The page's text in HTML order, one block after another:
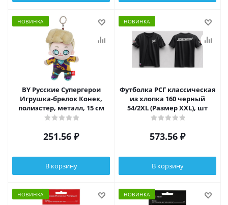
НОВИНКА
BY Русские Супергерои
Игрушка-брелок Конек,
полиэстер, металл, 15 см
251.56 ₽
В корзину
НОВИНКА
Футболка РСГ классическая
из хлопка 160 черный
54/2XL (Размер XXL), шт
573.56 ₽
В корзину
НОВИНКА НОВИНКА